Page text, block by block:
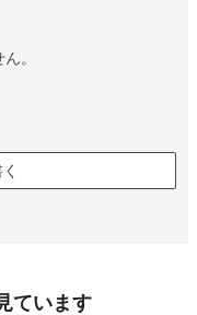
。
ています